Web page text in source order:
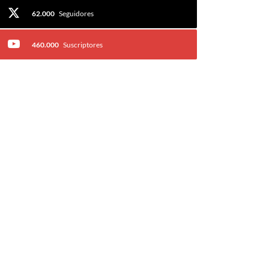
62.000 Seguidores
460.000 Suscriptores